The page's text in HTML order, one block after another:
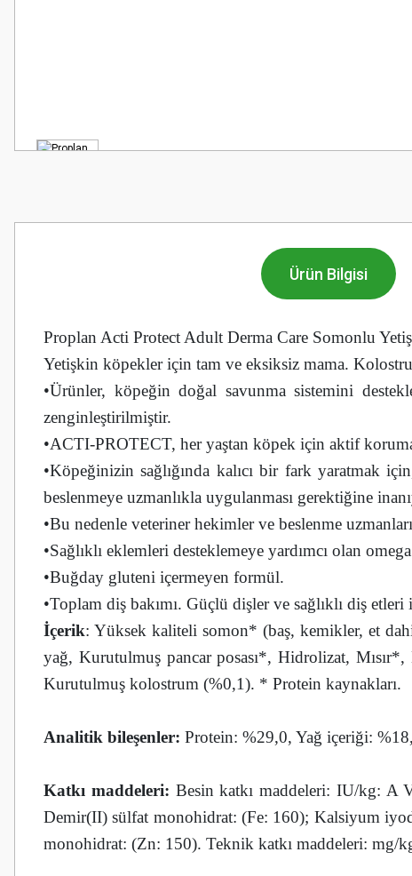
Ürün Bilgisi
Proplan Acti Protect Adult Derma Care Somonlu
Yetişkin köpekler için tam ve eksiksiz mama.
•Ürünler, köpeğin doğal savunma sistemini
zenginleştirilmiştir.
•ACTI-PROTECT, her yaştan köpek için aktif
•Köpeğinizin sağlığında kalıcı bir fark yaratmak
beslenmeye uzmanlıkla uygulanması gerektiğine
•Bu nedenle veteriner hekimler ve beslenme
•Sağlıklı eklemleri desteklemeye yardımcı olan
•Buğday gluteni içermeyen formül.
•Toplam diş bakımı. Güçlü dişler ve sağlıklı diş
İçerik: Yüksek kaliteli somon* (baş, kemikler, et
yağ, Kurutulmuş pancar posası*, Hidrolizat,
Kurutulmuş kolostrum (%0,1). * Protein kaynakları.
Analitik bileşenler: Protein: %29,0, Yağ içeriği:
Katkı maddeleri: Besin katkı maddeleri: IU/kg:
Demir(II) sülfat monohidrat: (Fe: 160); Kalsiyum
monohidrat: (Zn: 150). Teknik katkı maddeleri: mg/